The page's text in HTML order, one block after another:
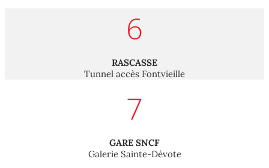
6
RASCASSE
Tunnel accès Fontvieille
7
GARE SNCF
Galerie Sainte-Dévote